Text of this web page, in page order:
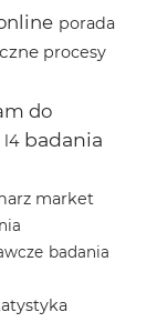
porada
procesy
do
l4 badania
market
badania